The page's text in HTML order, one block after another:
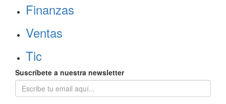
Finanzas
Ventas
Tic
Suscríbete a nuestra newsletter